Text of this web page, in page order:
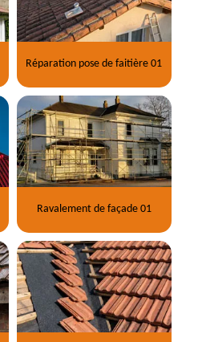
Réparation pose de faitière 01
Ravalement de façade 01